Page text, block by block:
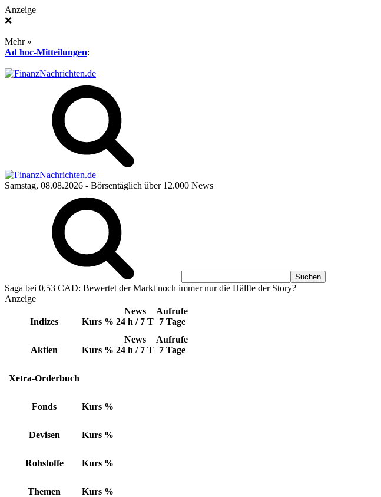
Anzeige
❌
Mehr »
Ad hoc-Mitteilungen:
Samstag, 08.08.2026 - Börsentäglich über 12.000 News
Saga bei 0,53 CAD: Bewertet der Markt noch immer nur die Hälfte der Story?
Anzeige
Indizes Kurs %
News
24 h / 7 T
Aufrufe
7 Tage
Aktien Kurs %
News
24 h / 7 T
Aufrufe
7 Tage
Xetra-Orderbuch
Fonds Kurs %
Devisen Kurs %
Rohstoffe Kurs %
Themen Kurs %